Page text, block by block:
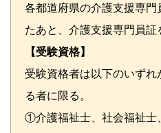
各都道府県の介護支援専
たあと、介護支援専門員証
【受験資格】
受験資格者は以下のいず
る者に限る。
①介護福祉士、社会福祉士